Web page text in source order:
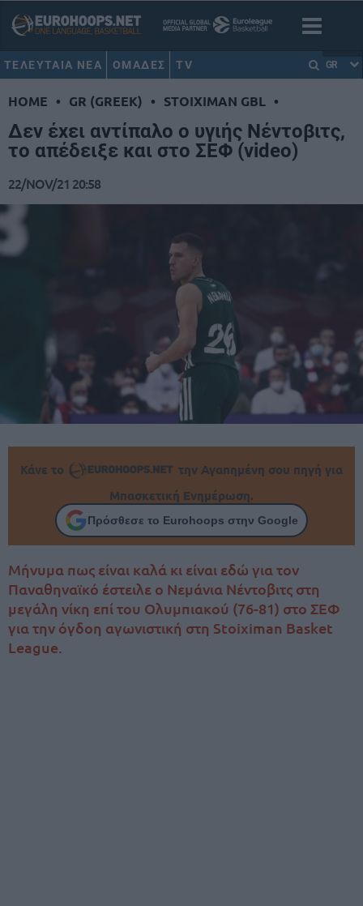
ΤΕΛΕΥΤΑΙΑ ΝΕΑ ΟΜΑΔΕΣ TV GR
HOME • GR (GREEK) • STOIXIMAN GBL •
Δεν έχει αντίπαλο ο υγιής Νέντοβιτς,
το απέδειξε και στο ΣΕΦ (video)
22/NOV/21 20:58
Κάνε το
την Αγαπημένη σου πηγή για
Μπασκετική Ενημέρωση.
Πρόσθεσε το Eurohoops στην Google
Μήνυμα πως είναι καλά κι είναι εδώ για τον
Παναθηναϊκό έστειλε ο Νεμάνια Νέντοβιτς στη
μεγάλη νίκη επί του Ολυμπιακού (76-81) στο ΣΕΦ
για την όγδοη αγωνιστική στη Stoiximan Basket
League.